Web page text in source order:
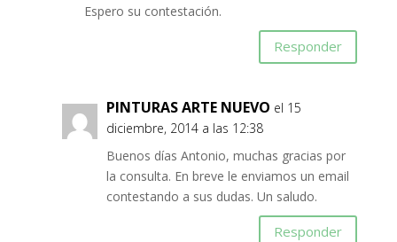
Espero su contestación.
Responder
PINTURAS ARTE NUEVO el 15
diciembre, 2014 a las 12:38
Buenos días Antonio, muchas gracias por
la consulta. En breve le enviamos un email
contestando a sus dudas. Un saludo.
Responder